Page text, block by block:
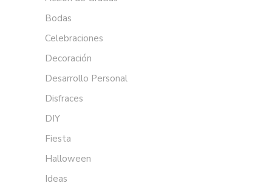
Bodas
Celebraciones
Decoración
Desarrollo Personal
Disfraces
DIY
Fiesta
Halloween
Ideas